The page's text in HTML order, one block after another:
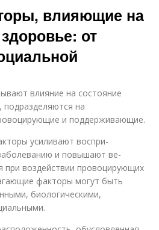
влияющие на
от
влияние на состояние
подразделяются на
и поддерживающие.
усиливают воспри­
и повышают ве­
при воздействии провоцирующих
факторы могут быть
биологическими,